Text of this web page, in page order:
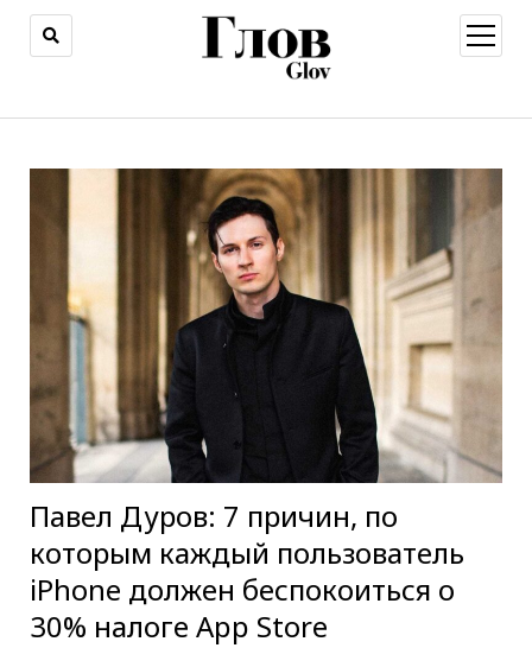
меню
Павел Дуров: 7 причин, по
которым каждый пользователь
iPhone должен беспокоиться о
30% налоге App Store